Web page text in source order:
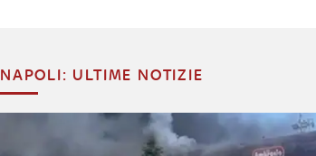
NAPOLI: ULTIME NOTIZIE